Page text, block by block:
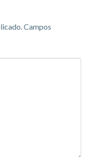
Campos